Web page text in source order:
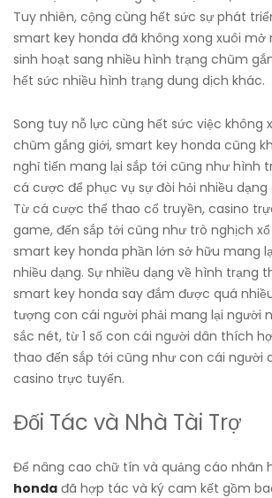
Tuy nhiên, cộng cùng hết sức sự phát
smart key honda đã không xong xuôi mở
sinh hoạt sang nhiều hình trạng chũm
hết sức nhiều hình trạng dung dịch khác.
Song tuy nỗ lực cùng hết sức việc không
chũm gắng giới, smart key honda cũng
nghỉ tiến mang lại sắp tới cũng như hình
cá cược để phục vụ sự đòi hỏi nhiều
Từ cá cược thể thao cổ truyền, casino
game, đến sắp tới cũng như trò nghịch
smart key honda phần lớn sở hữu mang
nhiều dạng. Sự nhiều dạng về hình trạng
smart key honda say đắm được quá
tượng con cái người phải mang lại người
sắc nét, từ 1 số con cái người dân thích
thao đến sắp tới cũng như con cái người
casino trực tuyến.
Đối Tác và Nhà Tài Trợ
Để nâng cao chữ tín và quảng cáo nhãn
honda đã hợp tác và ký cam kết gồm